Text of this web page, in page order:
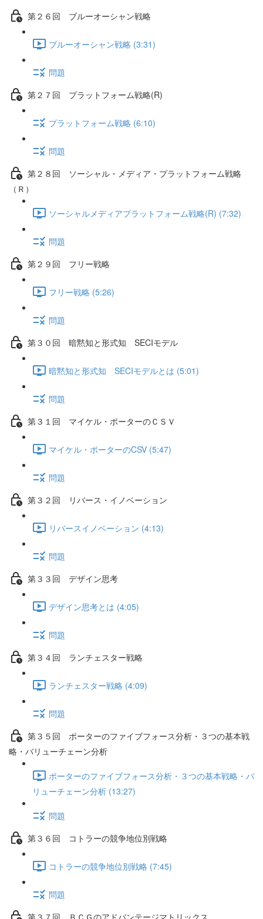
第２６回 ブルーオーシャン戦略
ブルーオーシャン戦略 (3:31)
問題
第２７回 プラットフォーム戦略(R)
プラットフォーム戦略 (6:10)
問題
第２８回 ソーシャル・メディア・プラットフォーム戦略
（Ｒ）
ソーシャルメディアプラットフォーム戦略(R) (7:32)
問題
第２９回 フリー戦略
フリー戦略 (5:26)
問題
第３０回 暗黙知と形式知 SECIモデル
暗黙知と形式知 SECIモデルとは (5:01)
問題
第３１回 マイケル・ポーターのＣＳＶ
マイケル・ポーターのCSV (5:47)
問題
第３２回 リバース・イノベーション
リバースイノベーション (4:13)
問題
第３３回 デザイン思考
デザイン思考とは (4:05)
問題
第３４回 ランチェスター戦略
ランチェスター戦略 (4:09)
問題
第３５回 ポーターのファイブフォース分析・３つの基本戦
略・バリューチェーン分析
ポーターのファイブフォース分析・３つの基本戦略・バ
リューチェーン分析 (13:27)
問題
第３６回 コトラーの競争地位別戦略
コトラーの競争地位別戦略 (7:45)
問題
第３７回 ＢＣＧのアドバンテージマトリックス